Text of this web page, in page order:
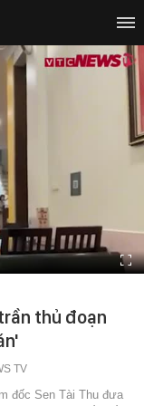
thủ đoạn
TV
đốc Sen Tài Thu đưa